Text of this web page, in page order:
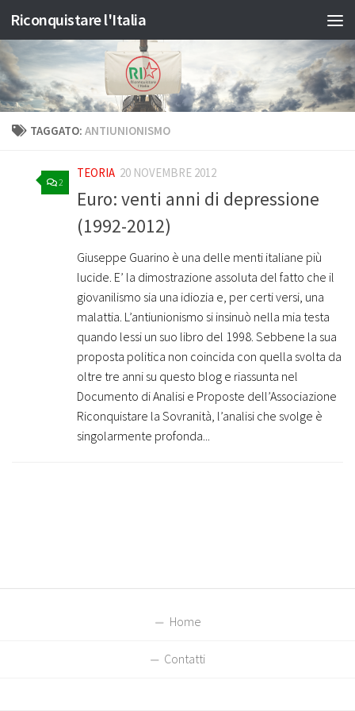
Salta al contenuto
Riconquistare l'Italia
TAGGATO: ANTIUNIONISMO
2
TEORIA 20 NOVEMBRE 2012
Euro: venti anni di depressione
(1992-2012)
Giuseppe Guarino è una delle menti italiane più
lucide. E’ la dimostrazione assoluta del fatto che il
giovanilismo sia una idiozia e, per certi versi, una
malattia. L’antiunionismo si insinuò nella mia testa
quando lessi un suo libro del 1998. Sebbene la sua
proposta politica non coincida con quella svolta da
oltre tre anni su questo blog e riassunta nel
Documento di Analisi e Proposte dell’Associazione
Riconquistare la Sovranità, l’analisi che svolge è
singolarmente profonda...
Home
Contatti